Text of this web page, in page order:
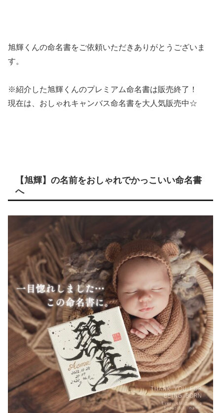
旭輝くんの命名書をご依頼いただきありがとうございま
す。
※紹介した旭輝くんのプレミアム命名書は販売終了！
現在は、おしゃれキャンバス命名書を大人気販売中☆
【旭輝】の名前をおしゃれでかっこいい命名書
へ